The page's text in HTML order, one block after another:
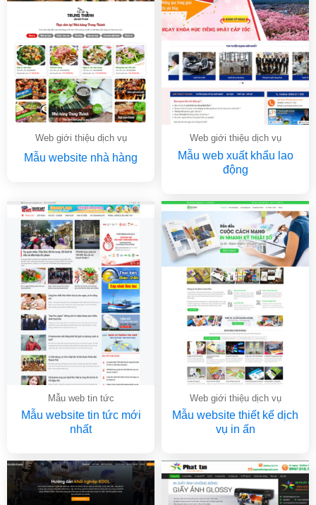
Web giới thiệu dịch vụ
Mẫu website nhà hàng
Web giới thiệu dịch vụ
Mẫu web xuất khẩu lao
động
Mẫu web tin tức
Mẫu website tin tức mới
nhất
Web giới thiệu dịch vụ
Mẫu website thiết kế dịch
vụ in ấn